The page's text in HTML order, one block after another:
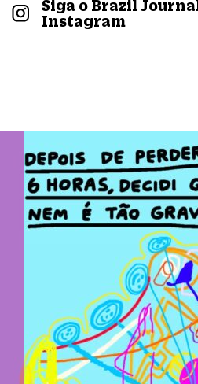
Siga o Brazil
Instagram